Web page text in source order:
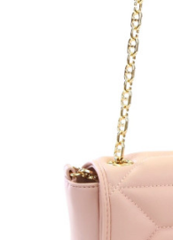
Registar
Carrinho
compras